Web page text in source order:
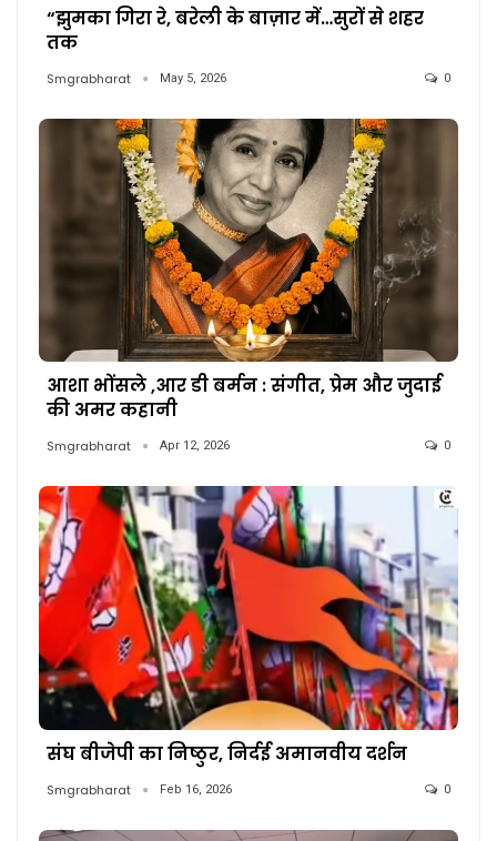
“झुमका गिरा रे, बरेली के बाज़ार में…सुरों से शहर
तक
Smgrabharat May 5, 2026 0
आशा भोंसले ,आर डी बर्मन : संगीत, प्रेम और जुदाई
की अमर कहानी
Smgrabharat Apr 12, 2026 0
संघ बीजेपी का निष्ठुर, निर्दई अमानवीय दर्शन
Smgrabharat Feb 16, 2026 0